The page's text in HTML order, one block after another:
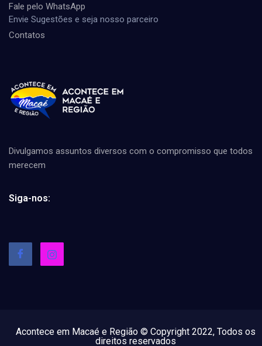
Fale pelo WhatsApp
Envie Sugestões e seja nosso parceiro
Contatos
Divulgamos assuntos diversos com o compromisso que todos
merecem
Siga-nos:
Acontece em Macaé e Região © Copyright 2022, Todos os
direitos reservados